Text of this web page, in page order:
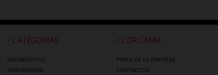
/ CATEGORÍAS
DIAGNÓSTICO
PERIODONCIA
/ CORICAMA
PERFIL DE LA EMPRESA
CONTACTOS